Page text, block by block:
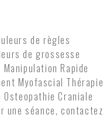
de règles
de grossesse
Rapide
Myofascial Thérapie
Craniale
une séance, contactez